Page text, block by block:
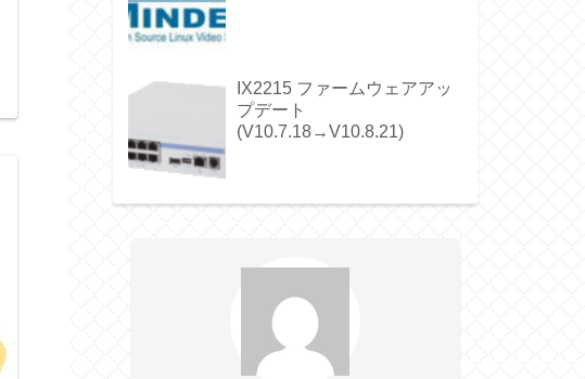
IX2215 ファームウェアアッ
プデート
(V10.7.18→V10.8.21)